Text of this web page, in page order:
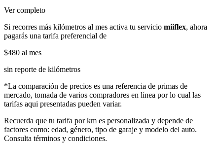
Ver completo
Si recorres más kilómetros al mes activa tu servicio miiflex, ahora
pagarás una tarifa preferencial de
$480 al mes
sin reporte de kilómetros
*La comparación de precios es una referencia de primas de
mercado, tomada de varios compradores en línea por lo cual las
tarifas aqui presentadas pueden variar.
Recuerda que tu tarifa por km es personalizada y depende de
factores como: edad, género, tipo de garaje y modelo del auto.
Consulta términos y condiciones.